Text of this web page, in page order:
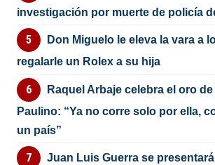
investigación por muerte de policía
Don Miguelo le eleva la vara a
regalarle un Rolex a su hija
Raquel Arbaje celebra el oro
Paulino: “Ya no corre solo por ella,
un país”
Juan Luis Guerra se